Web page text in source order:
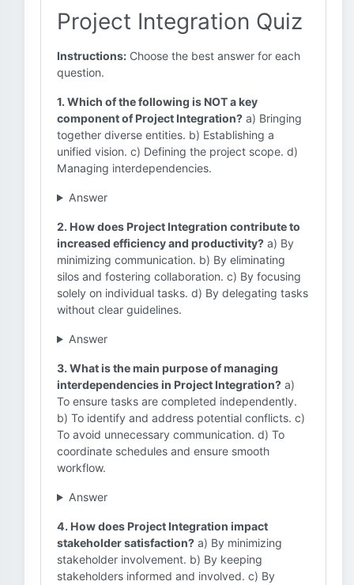
Project Integration Quiz
Instructions: Choose the best answer for each
question.
1. Which of the following is NOT a key
component of Project Integration? a) Bringing
together diverse entities. b) Establishing a
unified vision. c) Defining the project scope. d)
Managing interdependencies.
Answer
2. How does Project Integration contribute to
increased efficiency and productivity? a) By
minimizing communication. b) By eliminating
silos and fostering collaboration. c) By focusing
solely on individual tasks. d) By delegating tasks
without clear guidelines.
Answer
3. What is the main purpose of managing
interdependencies in Project Integration? a)
To ensure tasks are completed independently.
b) To identify and address potential conflicts. c)
To avoid unnecessary communication. d) To
coordinate schedules and ensure smooth
workflow.
Answer
4. How does Project Integration impact
stakeholder satisfaction? a) By minimizing
stakeholder involvement. b) By keeping
stakeholders informed and involved. c) By